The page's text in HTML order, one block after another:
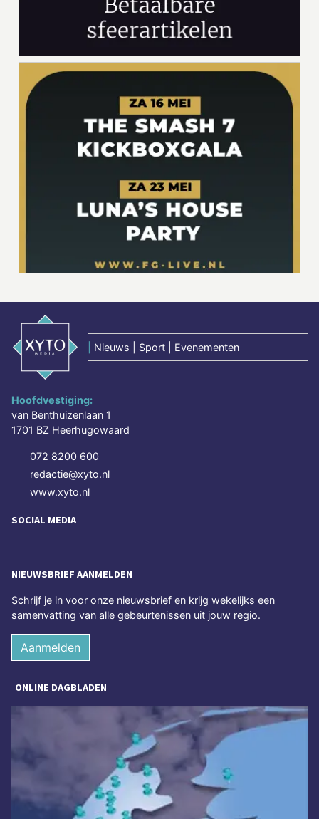
Nieuws | Sport | Evenementen
Hoofdvestiging:
van Benthuizenlaan 1
1701 BZ Heerhugowaard
072 8200 600
redactie@xyto.nl
www.xyto.nl
SOCIAL MEDIA
NIEUWSBRIEF AANMELDEN
Schrijf je in voor onze nieuwsbrief en krijg wekelijks een
samenvatting van alle gebeurtenissen uit jouw regio.
Aanmelden
ONLINE DAGBLADEN